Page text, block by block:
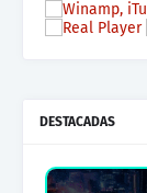
DESTACADAS